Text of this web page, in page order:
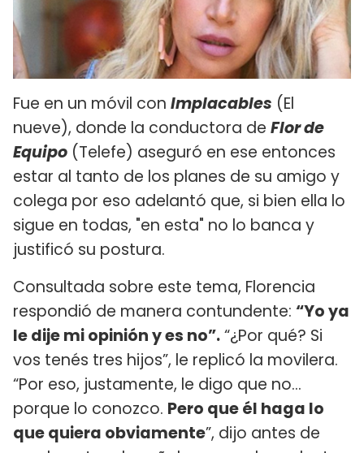
Fue en un móvil con Implacables (El
nueve), donde la conductora de Flor de
Equipo (Telefe) aseguró en ese entonces
estar al tanto de los planes de su amigo y
colega por eso adelantó que, si bien ella lo
sigue en todas, "en esta" no lo banca y
justificó su postura.
Consultada sobre este tema, Florencia
respondió de manera contundente: “Yo ya
le dije mi opinión y es no”.“¿Por qué? Si
vos tenés tres hijos”, le replicó la movilera.
“Por eso, justamente, le digo que no…
porque lo conozco. Pero que él haga lo
que quiera obviamente”, dijo antes de